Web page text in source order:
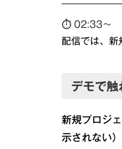
⏱02:33〜
配信では、
デモで
新規プロジ
示されない）